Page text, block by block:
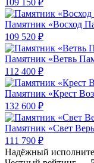
109 150 ₽
Памятник «Восход
109 520 ₽
Памятник «Ветвь
112 400 ₽
Памятник «Крест
132 600 ₽
Памятник «Свет
111 790 ₽
Надёжный